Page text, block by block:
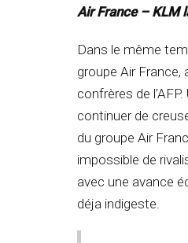
Air France – KLM
Dans le même
groupe Air France,
confrères de
continuer de
du groupe Air
impossible de
avec une avance
déja indigeste.